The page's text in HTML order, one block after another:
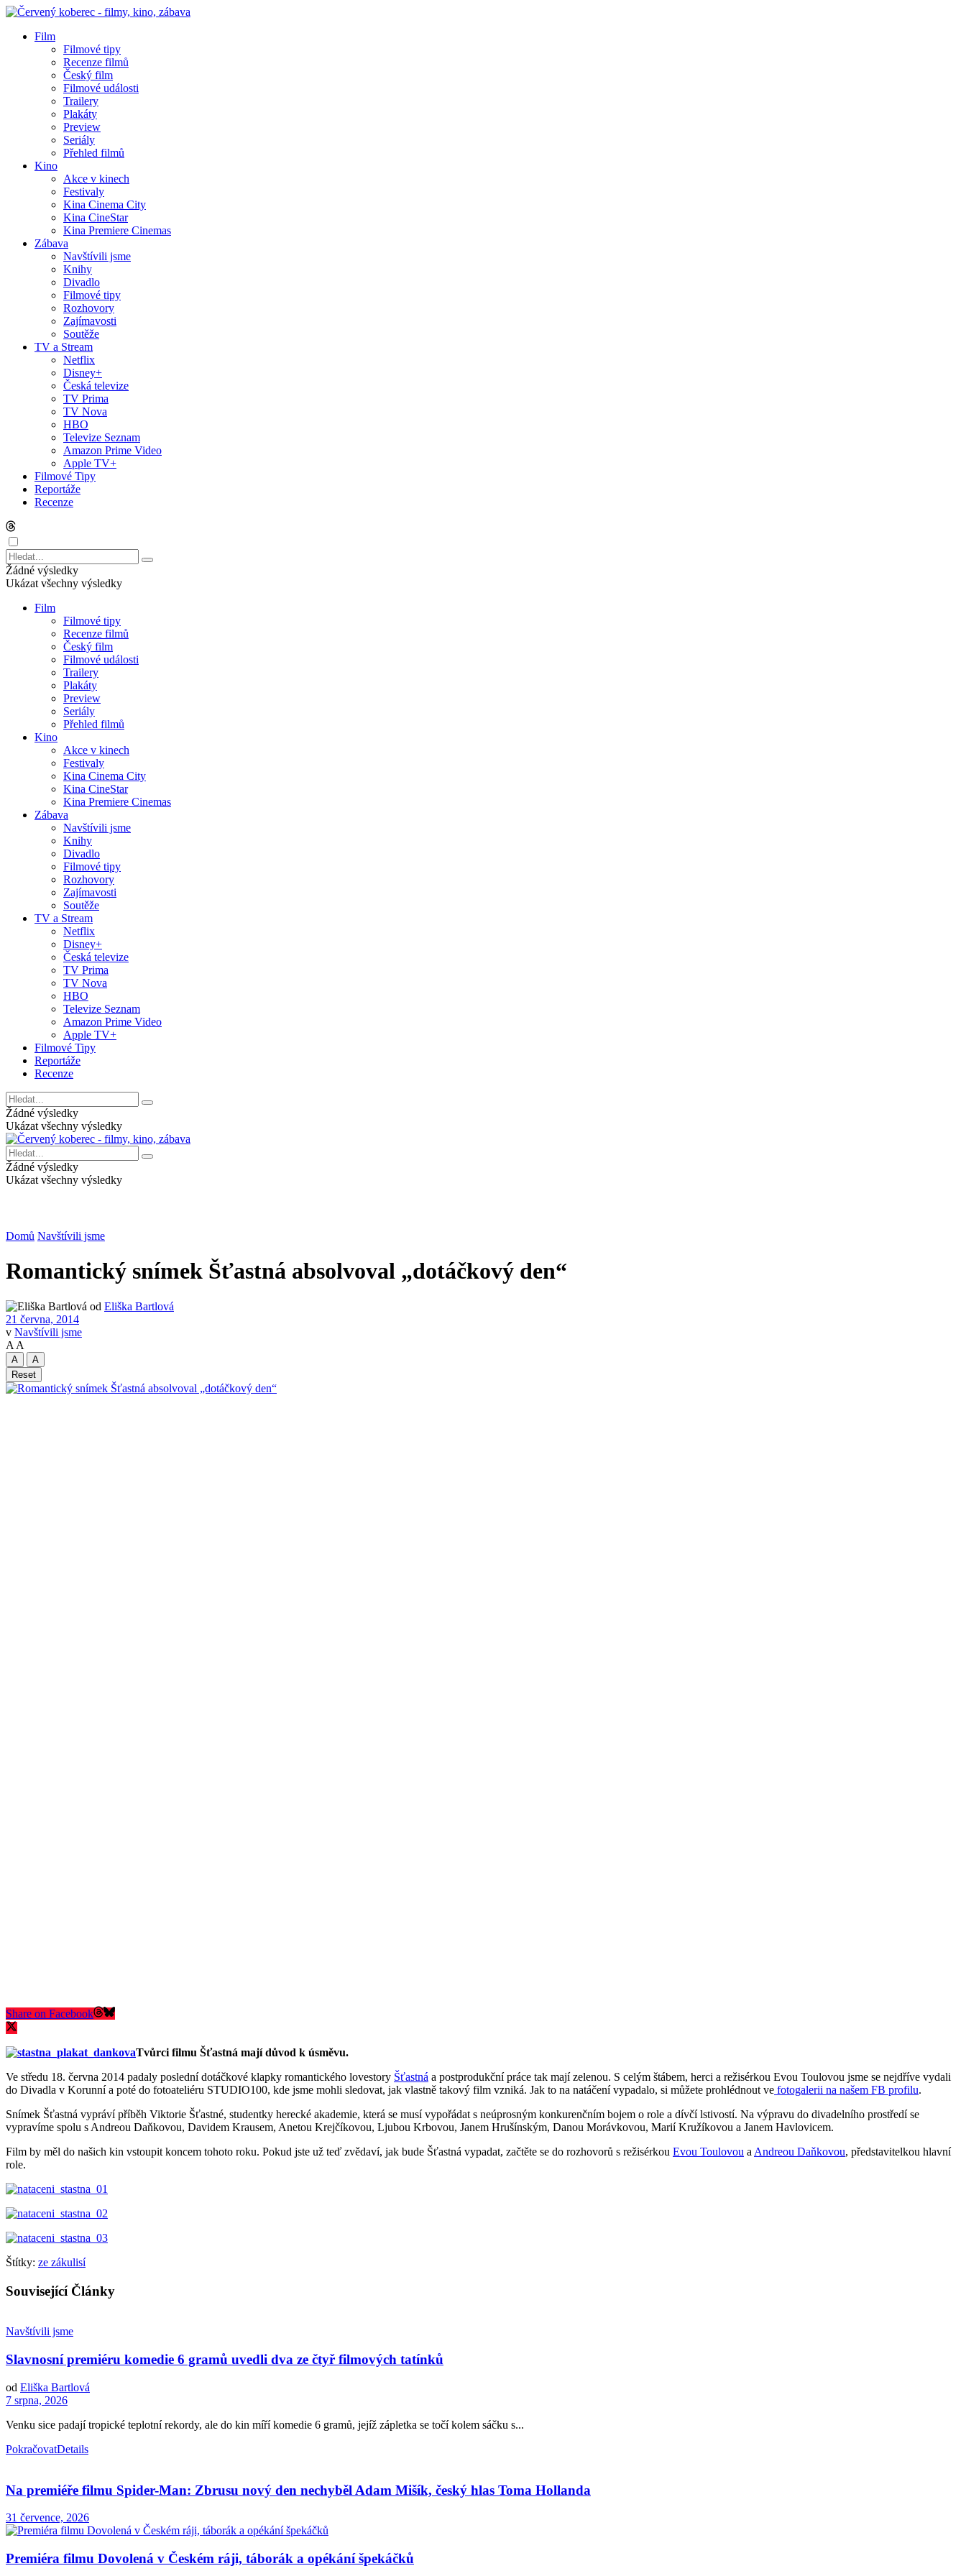
Film
Filmové tipy
Recenze filmů
Český film
Filmové události
Trailery
Plakáty
Preview
Seriály
Přehled filmů
Kino
Akce v kinech
Festivaly
Kina Cinema City
Kina CineStar
Kina Premiere Cinemas
Zábava
Navštívili jsme
Knihy
Divadlo
Filmové tipy
Rozhovory
Zajímavosti
Soutěže
TV a Stream
Netflix
Disney+
Česká televize
TV Prima
TV Nova
HBO
Televize Seznam
Amazon Prime Video
Apple TV+
Filmové Tipy
Reportáže
Recenze
Žádné výsledky
Ukázat všechny výsledky
Film
Filmové tipy
Recenze filmů
Český film
Filmové události
Trailery
Plakáty
Preview
Seriály
Přehled filmů
Kino
Akce v kinech
Festivaly
Kina Cinema City
Kina CineStar
Kina Premiere Cinemas
Zábava
Navštívili jsme
Knihy
Divadlo
Filmové tipy
Rozhovory
Zajímavosti
Soutěže
TV a Stream
Netflix
Disney+
Česká televize
TV Prima
TV Nova
HBO
Televize Seznam
Amazon Prime Video
Apple TV+
Filmové Tipy
Reportáže
Recenze
Žádné výsledky
Ukázat všechny výsledky
Žádné výsledky
Ukázat všechny výsledky
Domů Navštívili jsme
Romantický snímek Šťastná absolvoval „dotáčkový den“
od Eliška Bartlová
21 června, 2014
v Navštívili jsme
A A
A
A
Reset
Share on Facebook
Tvůrci filmu Šťastná mají důvod k úsměvu.
Ve středu 18. června 2014 padaly poslední dotáčkové klapky romantického lovestory Šťastná a postprodukční práce tak mají zelenou. S celým štábem, herci a režisérkou Evou Toulovou jsme se nejdříve vydali
do Divadla v Korunní a poté do fotoateliéru STUDIO100, kde jsme mohli sledovat, jak vlastně takový film vzniká. Jak to na natáčení vypadalo, si můžete prohlédnout ve fotogalerii na našem FB profilu.
Snímek Šťastná vypráví příběh Viktorie Šťastné, studentky herecké akademie, která se musí vypořádat s neúprosným konkurenčním bojem o role a dívčí lstivostí. Na výpravu do divadelního prostředí se
vypravíme spolu s Andreou Daňkovou, Davidem Krausem, Anetou Krejčíkovou, Ljubou Krbovou, Janem Hrušínským, Danou Morávkovou, Marií Kružíkovou a Janem Havlovicem.
Film by měl do našich kin vstoupit koncem tohoto roku. Pokud jste už teď zvědaví, jak bude Šťastná vypadat, začtěte se do rozhovorů s režisérkou Evou Toulovou a Andreou Daňkovou, představitelkou hlavní
role.
Štítky: ze zákulisí
SouvisejícíČlánky
Navštívili jsme
Slavnosní premiéru komedie 6 gramů uvedli dva ze čtyř filmových tatínků
od Eliška Bartlová
7 srpna, 2026
Venku sice padají tropické teplotní rekordy, ale do kin míří komedie 6 gramů, jejíž zápletka se točí kolem sáčku s...
PokračovatDetails
Na premiéře filmu Spider-Man: Zbrusu nový den nechyběl Adam Mišík, český hlas Toma Hollanda
31 července, 2026
Premiéra filmu Dovolená v Českém ráji, táborák a opékání špekáčků